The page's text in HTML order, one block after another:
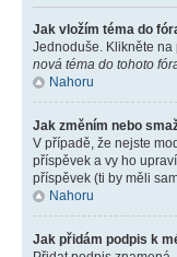
Jak vložím téma do
Jednoduše. Klikněte na
nová téma do tohoto
Nahoru
Jak změním nebo
V případě, že nejste
příspěvek a vy ho
příspěvek (ti by měli
Nahoru
Jak přidám podpis k